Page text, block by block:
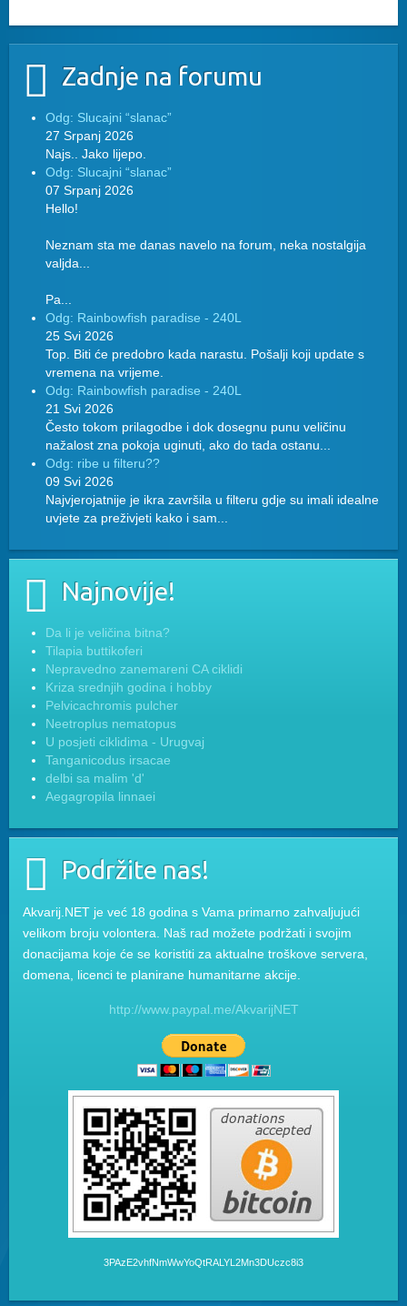
Zadnje na forumu
Odg: Slucajni “slanac”
27 Srpanj 2026
Najs.. Jako lijepo.
Odg: Slucajni “slanac”
07 Srpanj 2026
Hello!
Neznam sta me danas navelo na forum, neka nostalgija
valjda...
Pa...
Odg: Rainbowfish paradise - 240L
25 Svi 2026
Top. Biti će predobro kada narastu. Pošalji koji update s
vremena na vrijeme.
Odg: Rainbowfish paradise - 240L
21 Svi 2026
Često tokom prilagodbe i dok dosegnu punu veličinu
nažalost zna pokoja uginuti, ako do tada ostanu...
Odg: ribe u filteru??
09 Svi 2026
Najvjerojatnije je ikra završila u filteru gdje su imali idealne
uvjete za preživjeti kako i sam...
Najnovije!
Da li je veličina bitna?
Tilapia buttikoferi
Nepravedno zanemareni CA ciklidi
Kriza srednjih godina i hobby
Pelvicachromis pulcher
Neetroplus nematopus
U posjeti ciklidima - Urugvaj
Tanganicodus irsacae
delbi sa malim 'd'
Aegagropila linnaei
Podržite nas!
Akvarij.NET je već 18 godina s Vama primarno zahvaljujući
velikom broju volontera. Naš rad možete podržati i svojim
donacijama koje će se koristiti za aktualne troškove servera,
domena, licenci te planirane humanitarne akcije.
http://www.paypal.me/AkvarijNET
3PAzE2vhfNmWwYoQtRALYL2Mn3DUczc8i3